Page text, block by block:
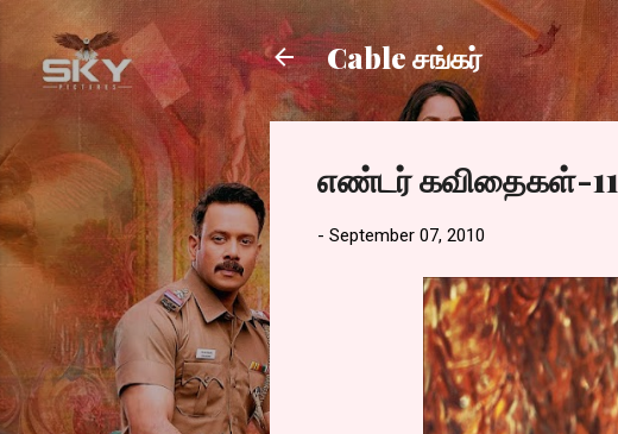
Cable சங்கர்
எண்டர் கவிதைகள்-11
- September 07, 2010